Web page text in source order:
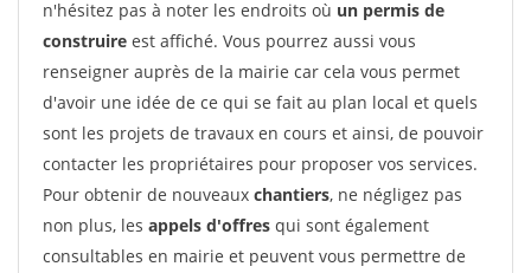
n'hésitez pas à noter les endroits où un permis de
construire est affiché. Vous pourrez aussi vous
renseigner auprès de la mairie car cela vous permet
d'avoir une idée de ce qui se fait au plan local et quels
sont les projets de travaux en cours et ainsi, de pouvoir
contacter les propriétaires pour proposer vos services.
Pour obtenir de nouveaux chantiers, ne négligez pas
non plus, les appels d'offres qui sont également
consultables en mairie et peuvent vous permettre de